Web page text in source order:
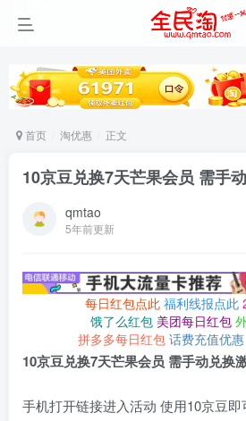
首页 淘优惠 正文
10京豆兑换7天芒果会员 需手
qmtao
5年前更新
每日红包点此 福利线报点此
饿了么红包 美团每日红包
拼多多每日红包 话费充值优惠
10京豆兑换7天芒果会员 需手动兑换
手机打开链接进入活动 使用10京豆